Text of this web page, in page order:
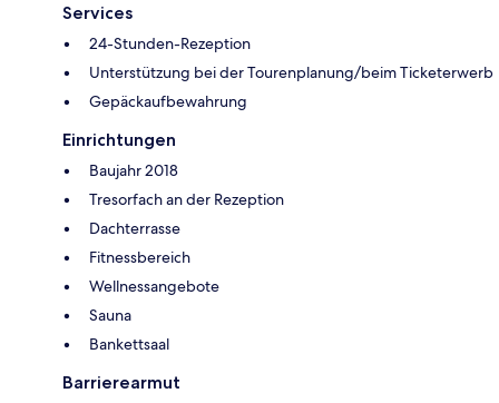
Services
24-Stunden-Rezeption
Unterstützung bei der Tourenplanung/beim Ticketerwerb
Gepäckaufbewahrung
Einrichtungen
Baujahr 2018
Tresorfach an der Rezeption
Dachterrasse
Fitnessbereich
Wellnessangebote
Sauna
Bankettsaal
Barrierearmut